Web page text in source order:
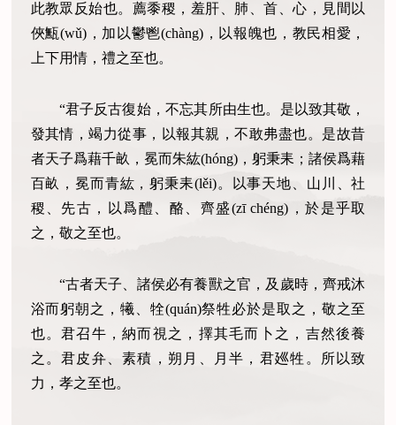
此教眾反始也。薦黍稷，羞肝、肺、首、心，見間以
俠甒(wǔ)，加以鬱鬯(chàng)，以報魄也，教民相愛，
上下用情，禮之至也。
“君子反古復始，不忘其所由生也。是以致其敬，
發其情，竭力從事，以報其親，不敢弗盡也。是故昔
者天子爲藉千畝，冕而朱紘(hóng)，躬秉耒；諸侯爲藉
百畝，冕而青紘，躬秉耒(lěi)。以事天地、山川、社
稷、先古，以爲醴、酪、齊盛(zī chéng)，於是乎取
之，敬之至也。
“古者天子、諸侯必有養獸之官，及歲時，齊戒沐
浴而躬朝之，犧、牷(quán)祭牲必於是取之，敬之至
也。君召牛，納而視之，擇其毛而卜之，吉然後養
之。君皮弁、素積，朔月、月半，君廵牲。所以致
力，孝之至也。